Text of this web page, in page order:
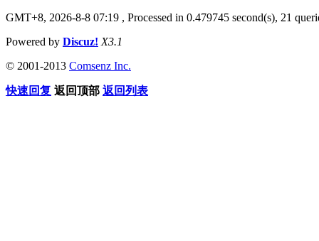
GMT+8, 2026-8-8 07:19 , Processed in 0.479745 second(s), 21
Powered by Discuz! X3.1
© 2001-2013 Comsenz Inc.
快速回复 返回顶部 返回列表